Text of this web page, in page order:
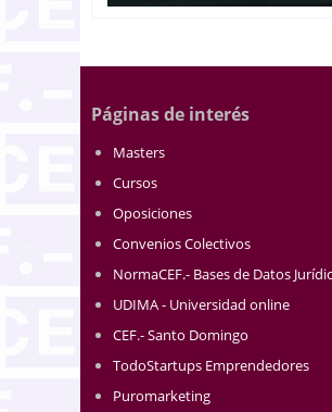
Páginas de interés
Masters
Cursos
Oposiciones
Convenios Colectivos
NormaCEF.- Bases de Datos
UDIMA - Universidad online
CEF.- Santo Domingo
TodoStartups Emprendedores
Puromarketing